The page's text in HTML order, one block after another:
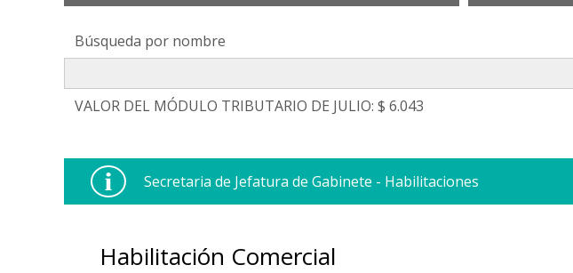
Búsqueda por nombre
VALOR DEL MÓDULO TRIBUTARIO DE JULIO: $ 6.043
Secretaria de Jefatura de Gabinete - Habilitaciones
Habilitación Comercial